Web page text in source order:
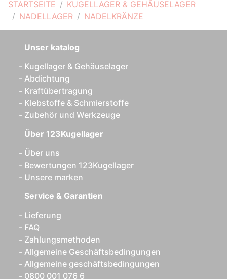
STARTSEITE
KUGELLAGER & GEHÄUSELAGER
NADELLAGER
NADELKRÄNZE
Unser katalog
Kugellager & Gehäuselager
Abdichtung
Kraftübertragung
Klebstoffe & Schmierstoffe
Zubehör und Werkzeuge
Über 123Kugellager
Über uns
Bewertungen 123Kugellager
Unsere marken
Service & Garantien
Lieferung
FAQ
Zahlungsmethoden
Allgemeine Geschäftsbedingungen
Allgemeine geschäftsbedingungen
0800 001 076 6